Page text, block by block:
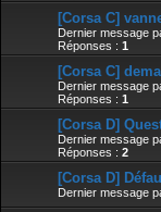
[Corsa C]
Dernier message
Réponses : 1
[Corsa C]
Dernier message
Réponses : 1
[Corsa D]
Dernier message
Réponses : 2
[Corsa D]
Dernier message